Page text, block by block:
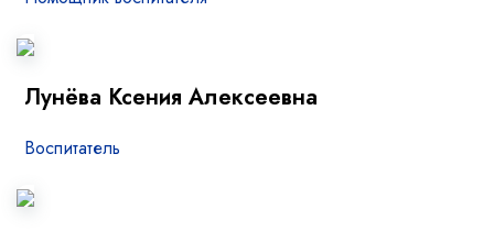
Лунёва Ксения Алексеевна
Воспитатель